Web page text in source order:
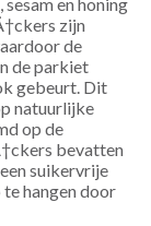
zijn
de
de parkiet
gebeurt. Dit
natuurlijke
op de
bevatten
suikervrije
hangen door